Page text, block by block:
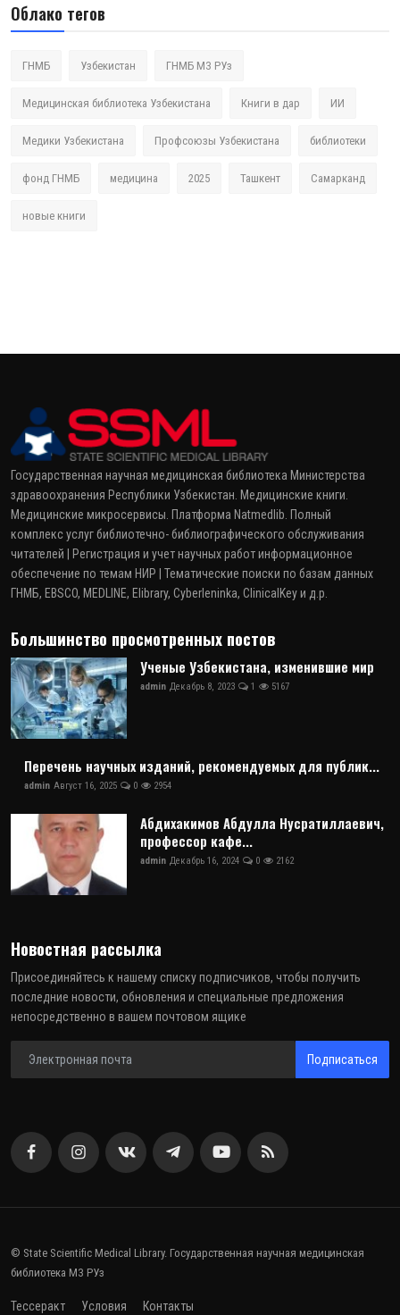
Облако тегов
ГНМБ Узбекистан ГНМБ МЗ РУз
Медицинская библиотека Узбекистана Книги в дар ИИ
Медики Узбекистана Профсоюзы Узбекистана библиотеки
фонд ГНМБ медицина 2025 Ташкент Самарканд
новые книги
Государственная научная медицинская библиотека Министерства
здравоохранения Республики Узбекистан. Медицинские книги.
Медицинские микросервисы. Платформа Natmedlib. Полный
комплекс услуг библиотечно- библиографического обслуживания
читателей | Регистрация и учет научных работ информационное
обеспечение по темам НИР | Тематические поиски по базам данных
ГНМБ, EBSCO, MEDLINE, Elibrary, Cyberleninka, ClinicalKey и д.р.
Большинство просмотренных постов
Ученые Узбекистана, изменившие мир
admin Декабрь 8, 2023 1 5167
Перечень научных изданий, рекомендуемых для публик...
admin Август 16, 2025 0 2954
Абдихакимов Абдулла Нусратиллаевич,
профессор кафе...
admin Декабрь 16, 2024 0 2162
Новостная рассылка
Присоединяйтесь к нашему списку подписчиков, чтобы получить
последние новости, обновления и специальные предложения
непосредственно в вашем почтовом ящике
Подписаться
© State Scientific Medical Library. Государственная научная медицинская
библиотека МЗ РУз
Тессеракт Условия Контакты